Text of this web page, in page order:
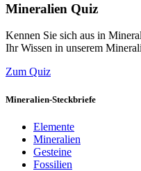
Mineralien Quiz
Kennen Sie sich aus in
Ihr Wissen in unserem
Zum Quiz
Mineralien-Steckbriefe
Elemente
Mineralien
Gesteine
Fossilien